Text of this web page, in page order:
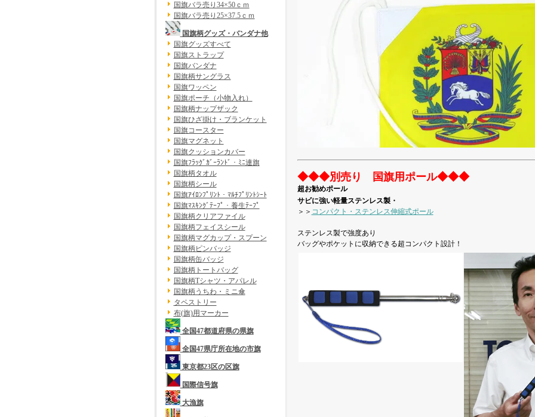
国旗バラ売り34×50ｃｍ
国旗バラ売り25×37.5ｃｍ
国旗柄グッズ・バンダナ他
国旗グッズすべて
国旗ストラップ
国旗バンダナ
国旗柄サングラス
国旗ワッペン
国旗ポーチ（小物入れ）
国旗柄ナップザック
国旗ひざ掛け・ブランケット
国旗コースター
国旗マグネット
国旗クッションカバー
国旗ﾌﾗｯｸﾞｶﾞｰﾗﾝﾄﾞ・ﾐﾆ連旗
国旗柄タオル
国旗柄シール
国旗ｱｲﾛﾝﾌﾟﾘﾝﾄ・ﾏﾙﾁﾌﾟﾘﾝﾄｼｰﾄ
国旗ﾏｽｷﾝｸﾞﾃｰﾌﾟ・養生ﾃｰﾌﾟ
国旗柄クリアファイル
国旗柄フェイスシール
国旗柄マグカップ・スプーン
国旗柄ピンバッジ
国旗柄缶バッジ
国旗柄トートバッグ
国旗柄Tシャツ・アパレル
国旗柄うちわ・ミニ傘
タペストリー
布(旗)用マーカー
全国47都道府県の県旗
全国47県庁所在地の市旗
東京都23区の区旗
国際信号旗
大漁旗
◆◆◆別売り 国旗用ポール◆◆◆
超お勧めポール
サビに強い軽量ステンレス製・
＞＞ コンパクト・ステンレス伸縮式ポール
ステンレス製で強度あり
バッグやポケットに収納できる超コンパクト設計！